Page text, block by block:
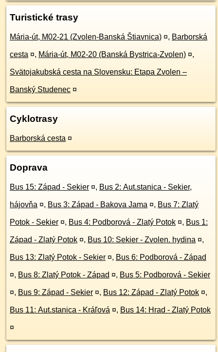
Turistické trasy
Mária-út, M02-21 (Zvolen-Banská Štiavnica) ¤, Barborská
cesta ¤, Mária-út, M02-20 (Banská Bystrica-Zvolen) ¤,
Svätojakubská cesta na Slovensku: Etapa Zvolen –
Banský Studenec ¤
Cyklotrasy
Barborská cesta ¤
Doprava
Bus 15: Západ - Sekier ¤, Bus 2: Aut.stanica - Sekier,
hájovňa ¤, Bus 3: Západ - Bakova Jama ¤, Bus 7: Zlatý
Potok - Sekier ¤, Bus 4: Podborová - Zlatý Potok ¤, Bus 1:
Západ - Zlatý Potok ¤, Bus 10: Sekier - Zvolen. hydina ¤,
Bus 13: Zlatý Potok - Sekier ¤, Bus 6: Podborová - Západ
¤, Bus 8: Zlatý Potok - Západ ¤, Bus 5: Podborová - Sekier
¤, Bus 9: Západ - Sekier ¤, Bus 12: Západ - Zlatý Potok ¤,
Bus 11: Aut.stanica - Kráľová ¤, Bus 14: Hrad - Zlatý Potok
¤